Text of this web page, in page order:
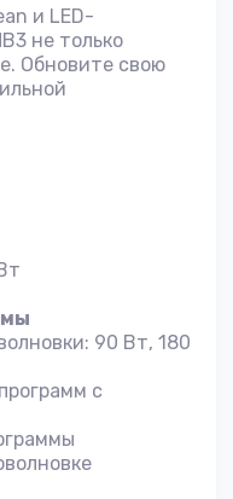
и LED-
не только
Обновите свою
90 Вт, 180
с